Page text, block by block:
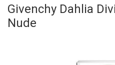
Givenchy Dahlia
Nude